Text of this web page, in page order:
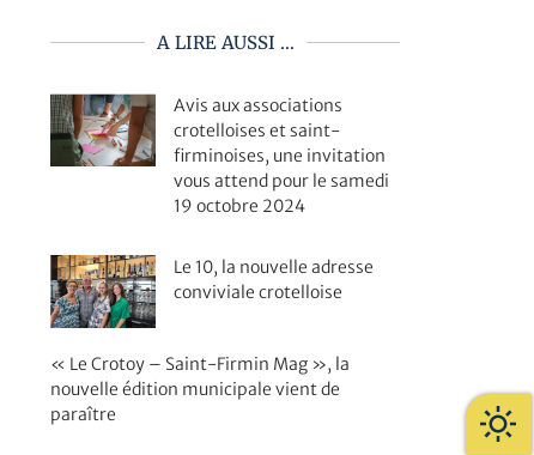
A LIRE AUSSI ...
Avis aux associations
crotelloises et saint-
firminoises, une invitation
vous attend pour le samedi
19 octobre 2024
Le 10, la nouvelle adresse
conviviale crotelloise
« Le Crotoy – Saint-Firmin Mag », la
nouvelle édition municipale vient de
paraître